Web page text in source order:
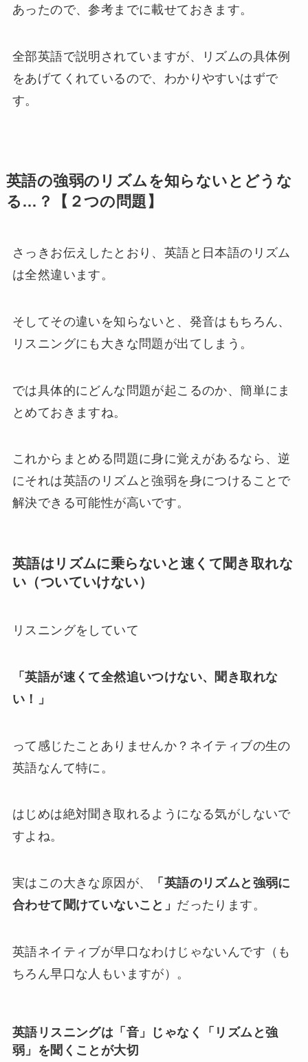
あったので、参考までに載せておきます。
全部英語で説明されていますが、リズムの具体例
をあげてくれているので、わかりやすいはずで
す。
英語の強弱のリズムを知らないとどうな
る…？【２つの問題】
さっきお伝えしたとおり、英語と日本語のリズム
は全然違います。
そしてその違いを知らないと、発音はもちろん、
リスニングにも大きな問題が出てしまう。
では具体的にどんな問題が起こるのか、簡単にま
とめておきますね。
これからまとめる問題に身に覚えがあるなら、逆
にそれは英語のリズムと強弱を身につけることで
解決できる可能性が高いです。
英語はリズムに乗らないと速くて聞き取れな
い（ついていけない）
リスニングをしていて
「英語が速くて全然追いつけない、聞き取れな
い！」
って感じたことありませんか？ネイティブの生の
英語なんて特に。
はじめは絶対聞き取れるようになる気がしないで
すよね。
実はこの大きな原因が、
「英語のリズムと強弱に
合わせて聞けていないこと」 だったります。
英語ネイティブが早口なわけじゃないんです（も
ちろん早口な人もいますが）。
英語リスニングは「音」じゃなく「リズムと強
弱」を聞くことが大切